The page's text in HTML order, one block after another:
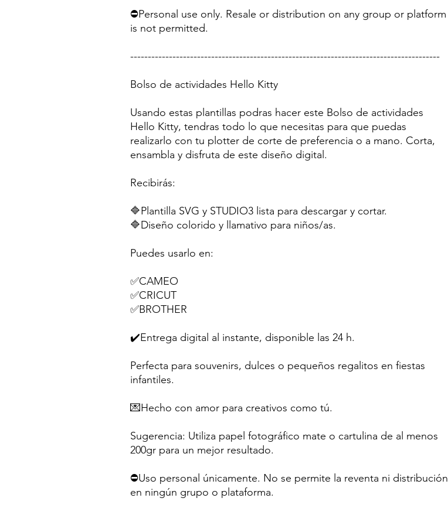
⛔Personal use only. Resale or distribution on any group or platform
is not permitted.
----------------------------------------------------------------------------------------
Bolso de actividades Hello Kitty
Usando estas plantillas podras hacer este Bolso de actividades
Hello Kitty, tendras todo lo que necesitas para que puedas
realizarlo con tu plotter de corte de preferencia o a mano. Corta,
ensambla y disfruta de este diseño digital.
Recibirás:
🔷Plantilla SVG y STUDIO3 lista para descargar y cortar.
🔷Diseño colorido y llamativo para niños/as.
Puedes usarlo en:
✅CAMEO
✅CRICUT
✅BROTHER
✔️Entrega digital al instante, disponible las 24 h.
Perfecta para souvenirs, dulces o pequeños regalitos en fiestas
infantiles.
💌Hecho con amor para creativos como tú.
Sugerencia: Utiliza papel fotográfico mate o cartulina de al menos
200gr para un mejor resultado.
⛔Uso personal únicamente. No se permite la reventa ni distribución
en ningún grupo o plataforma.